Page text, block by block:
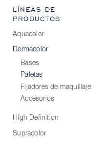
LÍNEAS DE
PRODUCTOS
Aquacolor
Dermacolor
Bases
Paletas
Fijadores de maquillaje
Accesorios
High Definition
Supracolor